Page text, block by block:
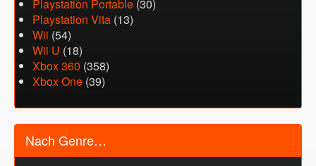
Playstation Portable (30)
Playstation Vita (13)
Wii (54)
Wii U (18)
Xbox 360 (358)
Xbox One (39)
Nach Genre…